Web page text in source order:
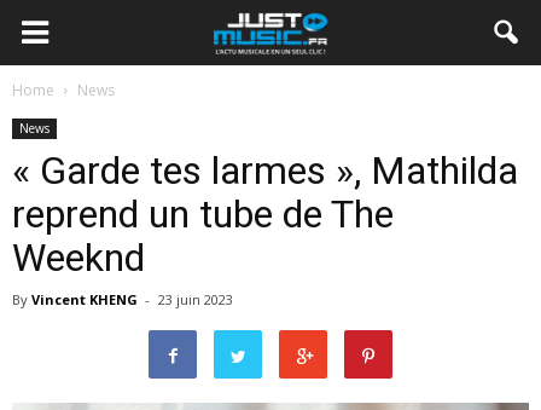
Home News
News
« Garde tes larmes », Mathilda
reprend un tube de The
Weeknd
By Vincent KHENG - 23 juin 2023